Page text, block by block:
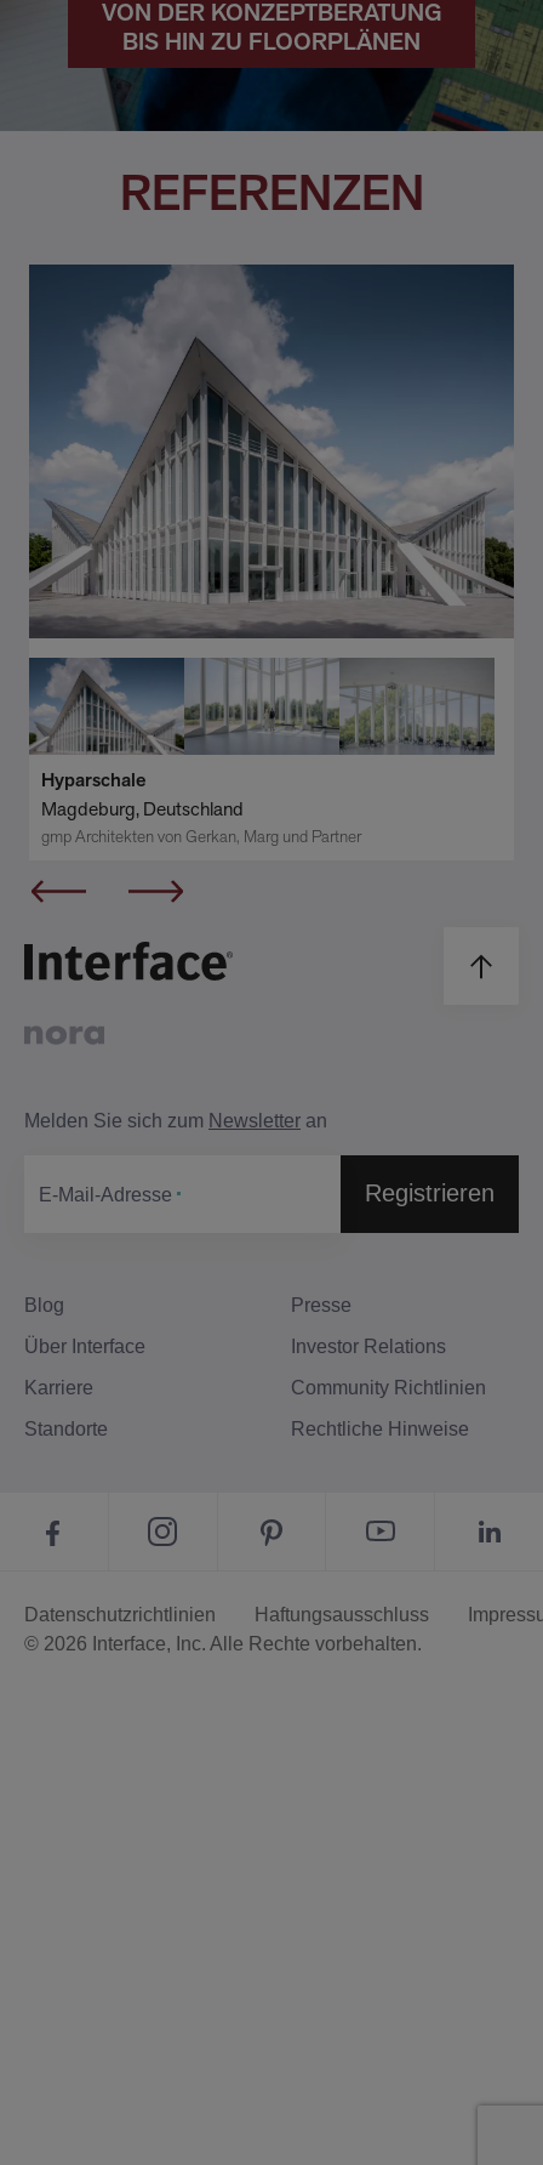
VON DER KONZEPTBERATUNG
BIS HIN ZU FLOORPLÄNEN
REFERENZEN
Hyparschale
Magdeburg, Deutschland
gmp Architekten von Gerkan, Marg und Partner
Blog
Über Interface
Karriere
Standorte
Presse
Investor Relations
Community Richtlinien
Rechtliche Hinweise
Melden Sie sich zum Newsletter an
E-Mail-Adresse Registrieren
Datenschutzrichtlinien Haftungsausschluss
© 2026 Interface, Inc. Alle Rechte vorbehalten.